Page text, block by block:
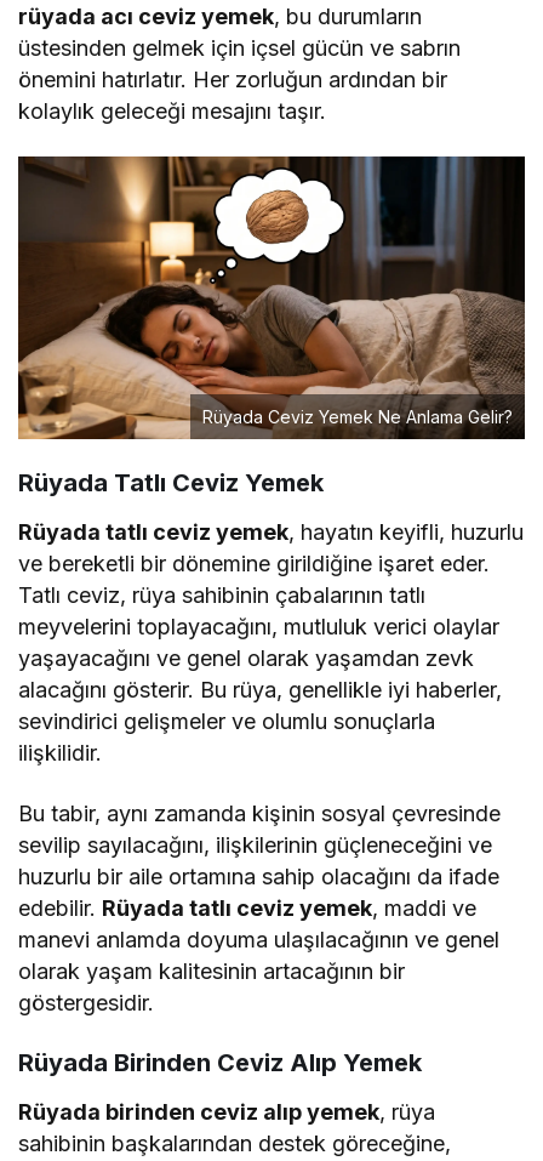
rüyada acı ceviz yemek, bu durumların
üstesinden gelmek için içsel gücün ve sabrın
önemini hatırlatır. Her zorluğun ardından bir
kolaylık geleceği mesajını taşır.
Rüyada Ceviz Yemek Ne Anlama Gelir?
Rüyada Tatlı Ceviz Yemek
Rüyada tatlı ceviz yemek, hayatın keyifli, huzurlu
ve bereketli bir dönemine girildiğine işaret eder.
Tatlı ceviz, rüya sahibinin çabalarının tatlı
meyvelerini toplayacağını, mutluluk verici olaylar
yaşayacağını ve genel olarak yaşamdan zevk
alacağını gösterir. Bu rüya, genellikle iyi haberler,
sevindirici gelişmeler ve olumlu sonuçlarla
ilişkilidir.
Bu tabir, aynı zamanda kişinin sosyal çevresinde
sevilip sayılacağını, ilişkilerinin güçleneceğini ve
huzurlu bir aile ortamına sahip olacağını da ifade
edebilir. Rüyada tatlı ceviz yemek, maddi ve
manevi anlamda doyuma ulaşılacağının ve genel
olarak yaşam kalitesinin artacağının bir
göstergesidir.
Rüyada Birinden Ceviz Alıp Yemek
Rüyada birinden ceviz alıp yemek, rüya
sahibinin başkalarından destek göreceğine,